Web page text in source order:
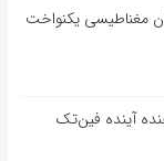
مغناطیسی یکنواخت
آینده فین‌تک